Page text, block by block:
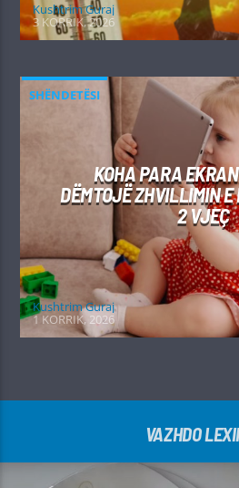
Kushtrim Guraj
3 KORRIK, 2026
SHËNDETËSI
KOHA PARA
DËMTOJË ZHVILLIMIN
2 VJEÇ
Kushtrim Guraj
1 KORRIK, 2026
VAZHDO